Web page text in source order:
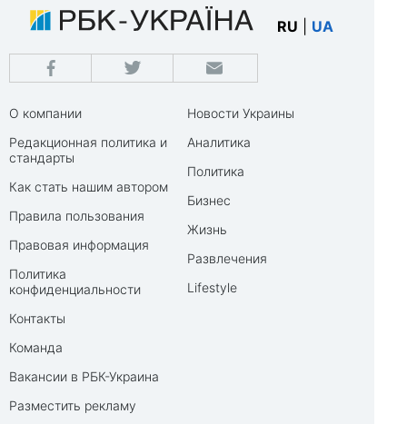
RU UA
О компании
Редакционная политика и
стандарты
Как стать нашим автором
Правила пользования
Правовая информация
Политика
конфиденциальности
Контакты
Команда
Вакансии в РБК-Украина
Разместить рекламу
Новости Украины
Аналитика
Политика
Бизнес
Жизнь
Развлечения
Lifestyle